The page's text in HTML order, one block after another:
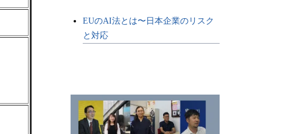
EUのAI法とは〜日本企業のリスク
と対応